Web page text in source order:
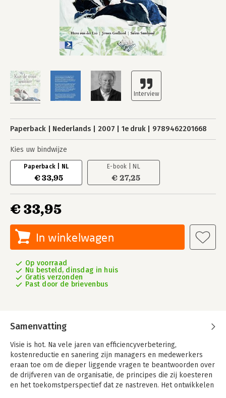
Paperback Nederlands 2007 1e druk 9789462201668
Kies uw bindwijze
Paperback | NL
€ 33,95
E-book | NL
€ 27,25
€ 33,95
In winkelwagen
Op voorraad
Nu besteld, dinsdag in huis
Gratis verzonden
Past door de brievenbus
Samenvatting
Visie is hot. Na vele jaren van efficiencyverbetering,
kostenreductie en sanering zijn managers en medewerkers
eraan toe om de dieper liggende vragen te beantwoorden over
de drijfveren van de organisatie, de principes die zij koesteren
en het toekomstperspectief dat ze nastreven. Het ontwikkelen